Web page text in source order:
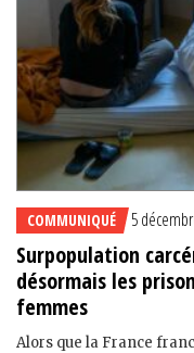
COMMUNIQUÉ 5
Surpopulation
désormais les
femmes
Alors que la France